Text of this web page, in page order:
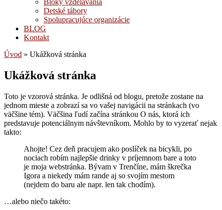
Bloky vzdelávania
Detské tábory
Spolupracujúce organizácie
BLOG
Kontakt
Úvod » Ukážková stránka
Ukážková stránka
Toto je vzorová stránka. Je odlišná od blogu, pretože zostane na
jednom mieste a zobrazí sa vo vašej navigácii na stránkach (vo
väčšine tém). Väčšina ľudí začína stránkou O nás, ktorá ich
predstavuje potenciálnym návštevníkom. Mohlo by to vyzerať nejak
takto:
Ahojte! Cez deň pracujem ako poslíček na bicykli, po
nociach robím najlepšie drinky v príjemnom bare a toto
je moja webstránka. Bývam v Trenčíne, mám škrečka
Igora a niekedy mám rande aj so svojím mestom
(nejdem do baru ale napr. len tak chodím).
…alebo niečo takéto: